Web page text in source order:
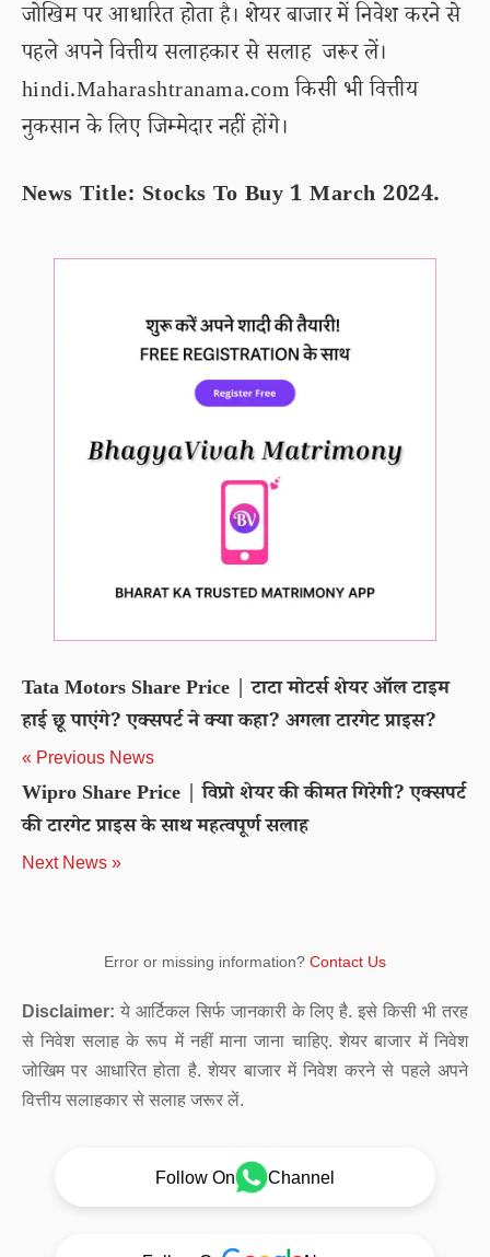
जोखिम पर आधारित होता है। शेयर बाजार में निवेश करने से
पहले अपने वित्तीय सलाहकार से सलाह जरूर लें।
hindi.Maharashtranama.com किसी भी वित्तीय
नुकसान के लिए जिम्मेदार नहीं होंगे।
News Title: Stocks To Buy 1 March 2024.
Tata Motors Share Price | टाटा मोटर्स शेयर ऑल टाइम
हाई छू पाएंगे? एक्सपर्ट ने क्या कहा? अगला टारगेट प्राइस?
« Previous News
Wipro Share Price | विप्रो शेयर की कीमत गिरेगी? एक्सपर्ट
की टारगेट प्राइस के साथ महत्वपूर्ण सलाह
Next News »
Error or missing information? Contact Us
Disclaimer: ये आर्टिकल सिर्फ जानकारी के लिए है. इसे किसी भी तरह
से निवेश सलाह के रूप में नहीं माना जाना चाहिए. शेयर बाजार में निवेश
जोखिम पर आधारित होता है. शेयर बाजार में निवेश करने से पहले अपने
वित्तीय सलाहकार से सलाह जरूर लें.
Follow On Channel